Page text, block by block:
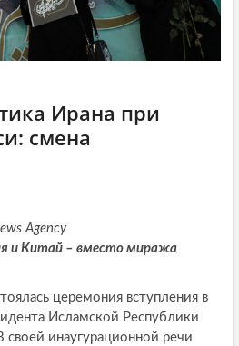
Ирана при
смена
Agency
и Китай – вместо миража
церемония вступления в
Исламской Республики
инаугурационной речи